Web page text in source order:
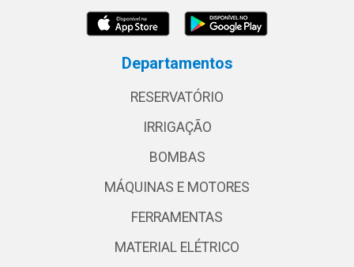
Departamentos
RESERVATÓRIO
IRRIGAÇÃO
BOMBAS
MÁQUINAS E MOTORES
FERRAMENTAS
MATERIAL ELÉTRICO